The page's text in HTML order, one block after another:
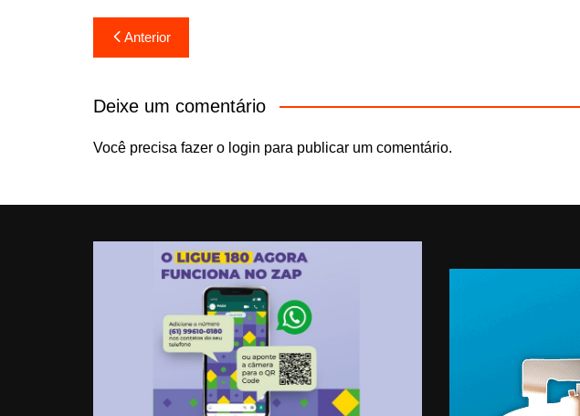
Navegação
de
Post
Anterior
Deixe um comentário
Você precisa fazer o login para publicar um comentário.